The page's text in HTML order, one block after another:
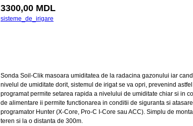
3300,00 MDL
sisteme_de_irigare
Sonda Soil-Clik masoara umiditatea de la radacina gazonului iar
nivelul de umiditate dorit, sistemul de irigat se va opri, prevenind
programat permite setarea rapida a nivelului de umiditate chiar si in
de alimentare ii permite functionarea in conditii de siguranta si
programator Hunter (X-Core, Pro-C I-Core sau ACC). Simplu de
teren si la o distanta de 300m.